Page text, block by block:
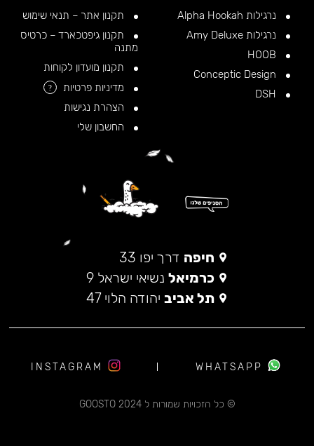
נרגילות Alpha Hookah
נרגילות Amy Deluxe
תקנון אתר – תנאי שימוש
תקנון גיפטכארד – כרטיס
מתנה
תקנון מועדון לקוחות
מדיניות פרטיות
?
הצהרת נגישות
החשבון שלי
חיפה דרך יפו 33
כרמיאל נשיאי ישראל 9
תל אביב יהודה הלוי 47
© כל הזכויות שמורות ל 2024 GOOSTO
WHATSAPP
INSTAGRAM